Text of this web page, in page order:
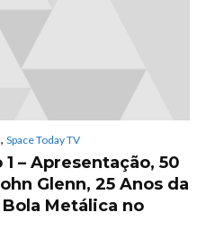
, Space Today TV
– Apresentação, 50
Glenn, 25 Anos da
Bola Metálica no